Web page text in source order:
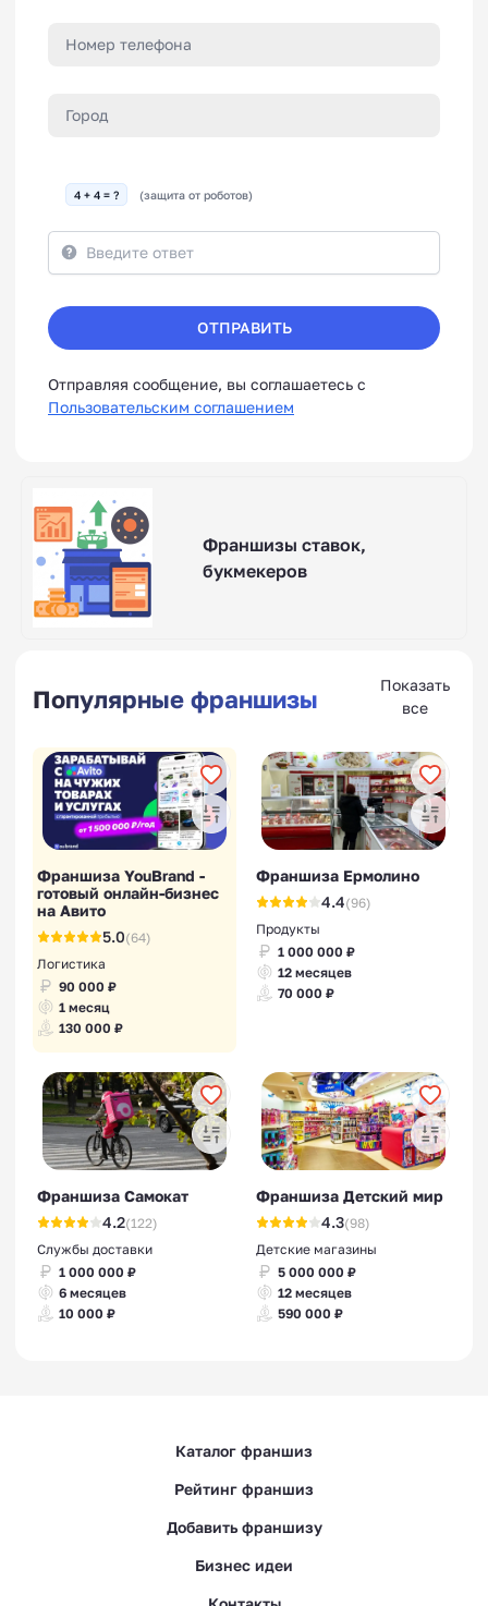
4 + 4 = ? (защита от роботов)
ОТПРАВИТЬ
Отправляя сообщение, вы соглашаетесь с
Пользовательским соглашением
Франшизы ставок,
букмекеров
Популярные франшизы
Показать
все
Франшиза YouBrand -
готовый онлайн-бизнес
на Авито
5.0(64)
Логистика
90 000 ₽
1 месяц
130 000 ₽
Франшиза Ермолино
4.4(96)
Продукты
1 000 000 ₽
12 месяцев
70 000 ₽
Франшиза Самокат
4.2(122)
Службы доставки
1 000 000 ₽
6 месяцев
10 000 ₽
Франшиза Детский мир
4.3(98)
Детские магазины
5 000 000 ₽
12 месяцев
590 000 ₽
Каталог франшиз
Рейтинг франшиз
Добавить франшизу
Бизнес идеи